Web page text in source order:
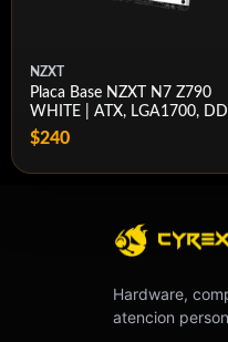
NZXT
Placa Base NZXT N7 Z790
WHITE | ATX, LGA1700,
$240
Hardware,
atencion